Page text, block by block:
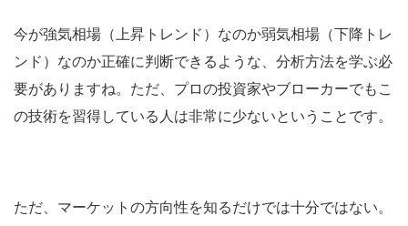
今が強気相場（上昇トレンド）なのか弱気相場（下降トレ
ンド）なのか正確に判断できるような、分析方法を学ぶ必
要がありますね。ただ、プロの投資家やブローカーでもこ
の技術を習得している人は非常に少ないということです。
ただ、マーケットの方向性を知るだけでは十分ではない。